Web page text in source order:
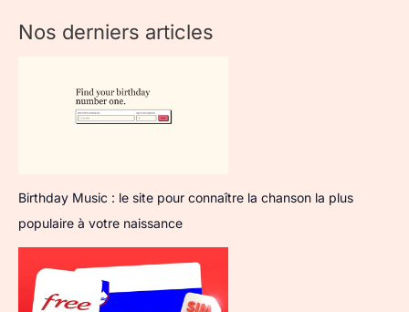
Nos derniers articles
Birthday Music : le site pour connaître la chanson la plus
populaire à votre naissance